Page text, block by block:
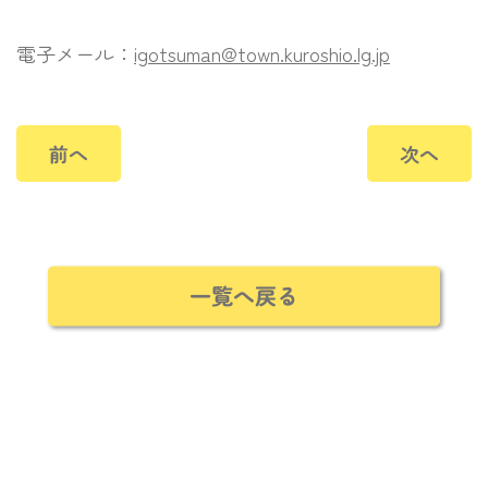
電子メール： igotsuman@town.kuroshio.lg.jp
前へ 次へ